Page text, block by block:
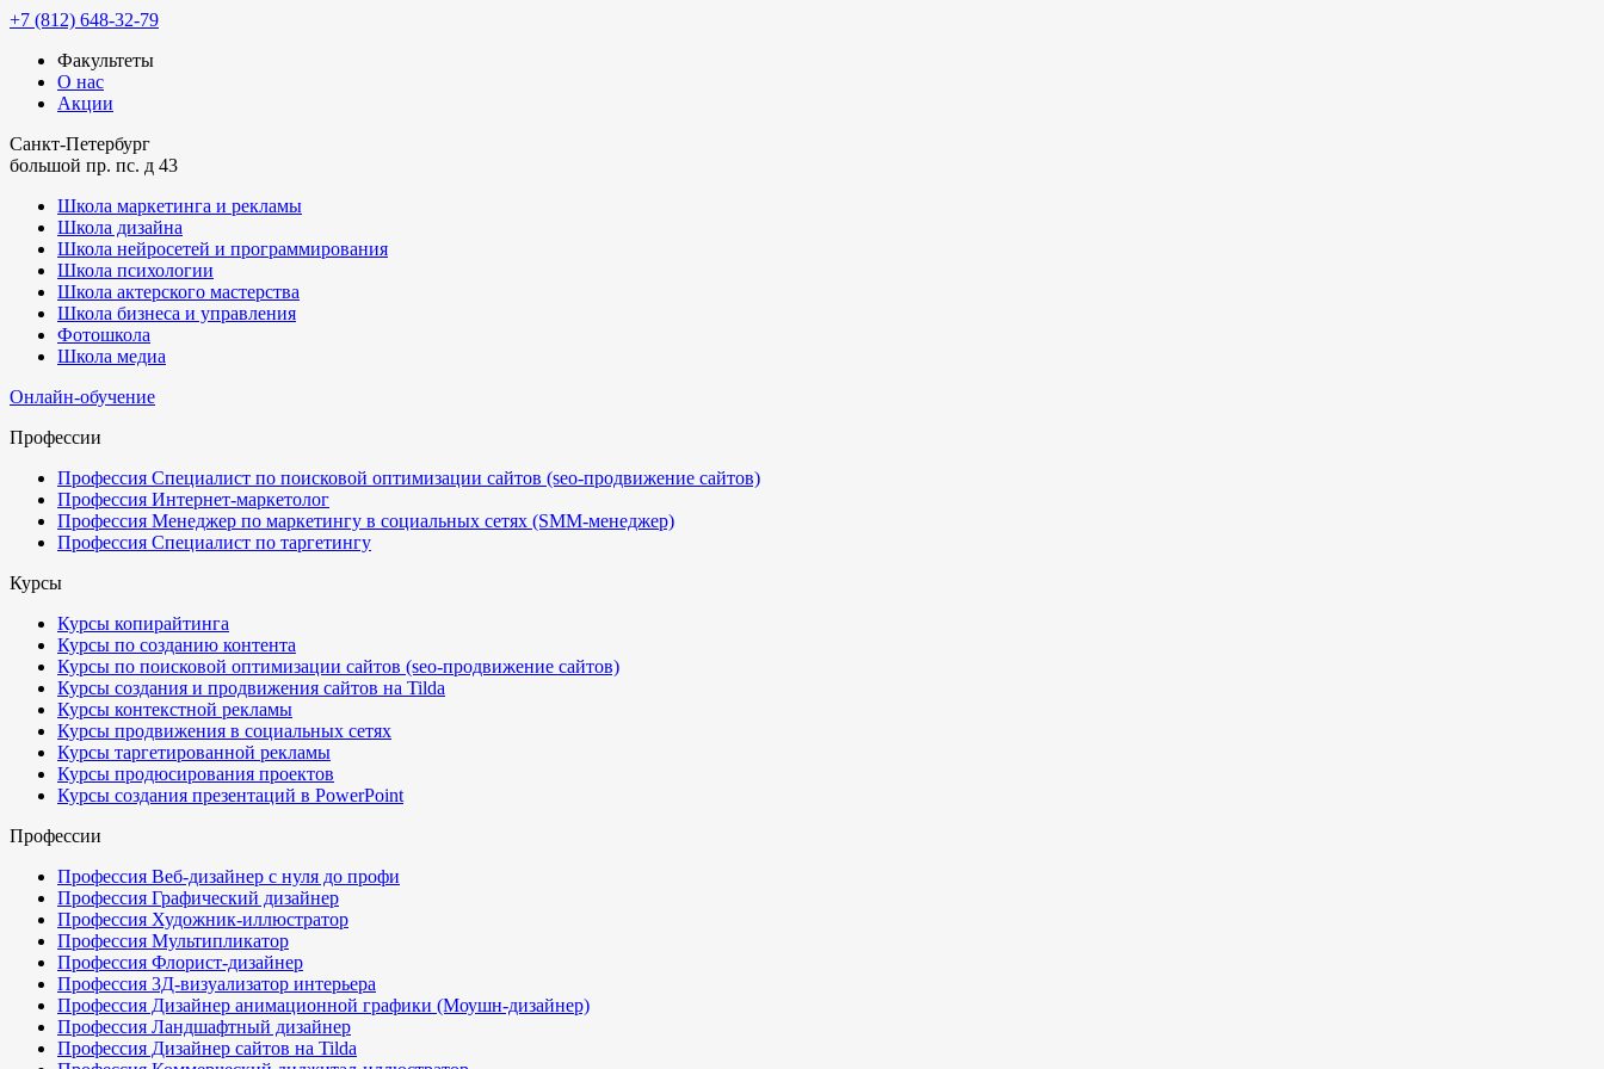
+7 (812) 648-32-79
Факультеты
О нас
Акции
Санкт-Петербург
большой пр. пс. д 43
Школа маркетинга и рекламы
Школа дизайна
Школа нейросетей и программирования
Школа психологии
Школа актерского мастерства
Школа бизнеса и управления
Фотошкола
Школа медиа
Онлайн-обучение
Профессии
Профессия Специалист по поисковой оптимизации сайтов (seo-продвижение сайтов)
Профессия Интернет-маркетолог
Профессия Менеджер по маркетингу в социальных сетях (SMM-менеджер)
Профессия Специалист по таргетингу
Курсы
Курсы копирайтинга
Курсы по созданию контента
Курсы по поисковой оптимизации сайтов (seo-продвижение сайтов)
Курсы создания и продвижения сайтов на Tilda
Курсы контекстной рекламы
Курсы продвижения в социальных сетях
Курсы таргетированной рекламы
Курсы продюсирования проектов
Курсы создания презентаций в PowerPoint
Профессии
Профессия Веб-дизайнер с нуля до профи
Профессия Графический дизайнер
Профессия Художник-иллюстратор
Профессия Мультипликатор
Профессия Флорист-дизайнер
Профессия 3Д-визуализатор интерьера
Профессия Дизайнер анимационной графики (Моушн-дизайнер)
Профессия Ландшафтный дизайнер
Профессия Дизайнер сайтов на Tilda